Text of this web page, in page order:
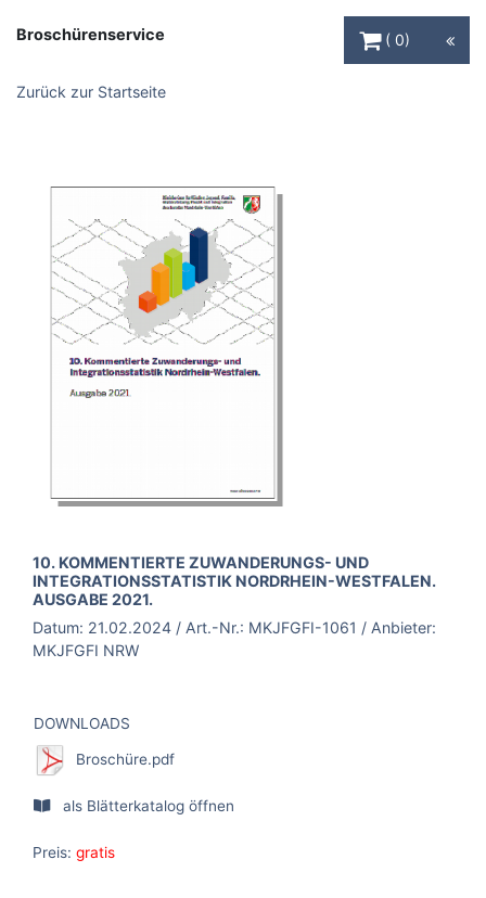
Broschürenservice
0
Zurück zur Startseite
BROSCHÜRE:
10. KOMMENTIERTE ZUWANDERUNGS- UND
INTEGRATIONSSTATISTIK NORDRHEIN-WESTFALEN.
AUSGABE 2021.
Datum: 21.02.2024 / Art.-Nr.: MKJFGFI-1061 / Anbieter:
MKJFGFI NRW
DOWNLOADS
Broschüre.pdf
als Blätterkatalog öffnen
Preis: gratis